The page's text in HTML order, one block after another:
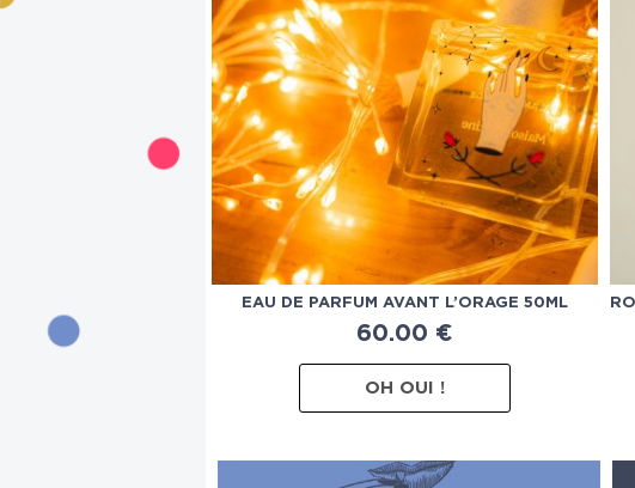
EAU DE PARFUM AVANT L’ORAGE 50ML
60.00 €
OH OUI !